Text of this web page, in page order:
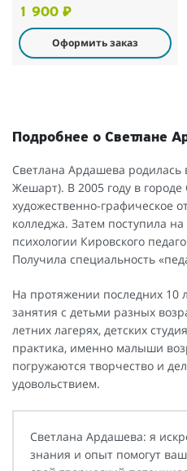
1 900 ₽
Оформить заказ
Подробнее о Светлане
Светлана Ардашева родилась
Жешарт). В 2005 году в
художественно-графическое
колледжа. Затем поступила на
психологии Кировского
Получила специальность
На протяжении последних 10
занятия с детьми разных
летних лагерях, детских
практика, именно малыши
погружаются творчество и
удовольствием.
Светлана Ардашева: я
знания и опыт помогут